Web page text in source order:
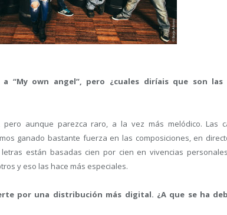
“My own angel”, pero ¿cuales diríais que son las
aunque parezca raro, a la vez más melódico. Las
ganado bastante fuerza en las composiciones, en
están basadas cien por cien en vivencias
y eso las hace más especiales.
por una distribución más digital. ¿A que se ha